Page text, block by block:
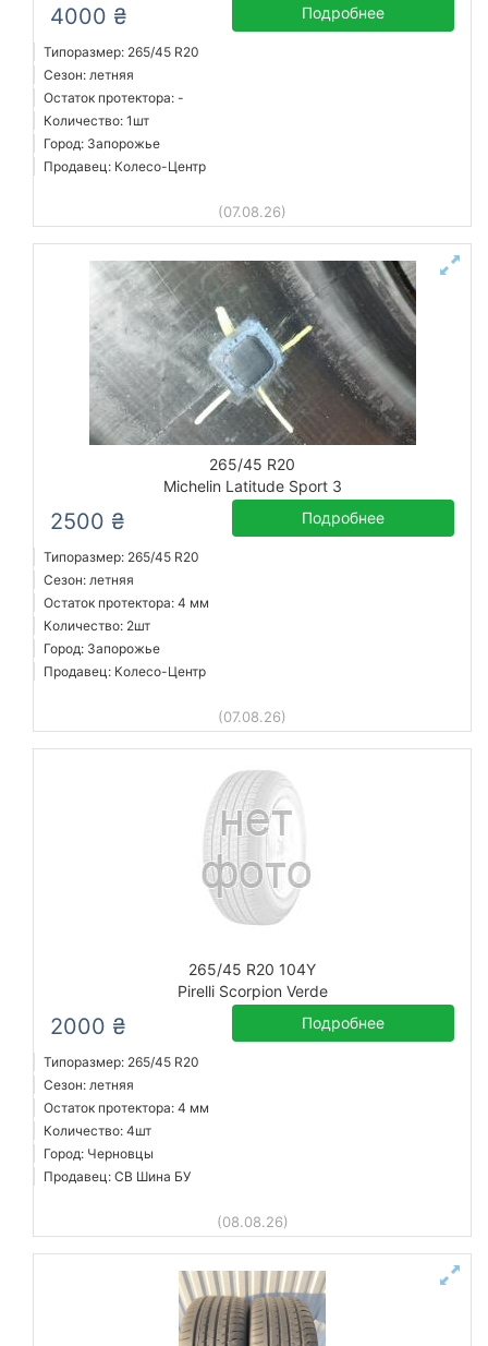
4000 ₴ Подробнее
Типоразмер: 265/45 R20
Сезон: летняя
Остаток протектора: -
Количество: 1шт
Город: Запорожье
Продавец: Колесо-Центр
(07.08.26)
265/45 R20
Michelin Latitude Sport 3
2500 ₴ Подробнее
Типоразмер: 265/45 R20
Сезон: летняя
Остаток протектора: 4 мм
Количество: 2шт
Город: Запорожье
Продавец: Колесо-Центр
(07.08.26)
265/45 R20 104Y
Pirelli Scorpion Verde
2000 ₴ Подробнее
Типоразмер: 265/45 R20
Сезон: летняя
Остаток протектора: 4 мм
Количество: 4шт
Город: Черновцы
Продавец: СВ Шина БУ
(08.08.26)